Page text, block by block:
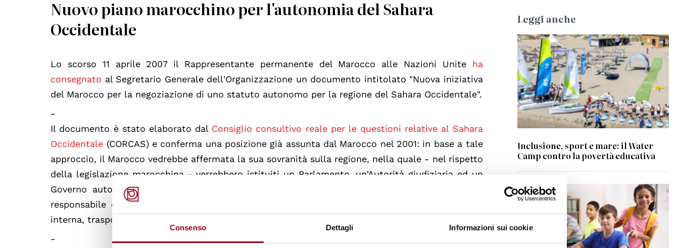
Consenso Dettagli Informazioni sui cookie
Nuovo piano marocchino per l'autonomia del Sahara
Occidentale
Lo scorso 11 aprile 2007 il Rappresentante permanente del Marocco alle Nazioni Unite ha
consegnato al Segretario Generale dell'Organizzazione un documento intitolato "Nuova iniziativa
del Marocco per la negoziazione di uno statuto autonomo per la regione del Sahara Occidentale".
-
Il documento è stato elaborato dal Consiglio consultivo reale per le questioni relative al Sahara
Occidentale (CORCAS) e conferma una posizione già assunta dal Marocco nel 2001: in base a tale
approccio, il Marocco vedrebbe affermata la sua sovranità sulla regione, nella quale - nel rispetto
della legislazione marocchina - verrebbero istituiti un Parlamento, un'Autorità giudiziaria ed un
Governo autonomi per il Sahara Occidentale: tale Governo autonomo in particolare sarebbe
responsabile delle politiche relative all'imposizione di tasse e tributi, a commercio, sicurezza
interna, trasporti, educazione e cultura.
-
Leggi anche
© Waterworld
Inclusione, sport e mare: il Water
Camp contro la povertà educativa